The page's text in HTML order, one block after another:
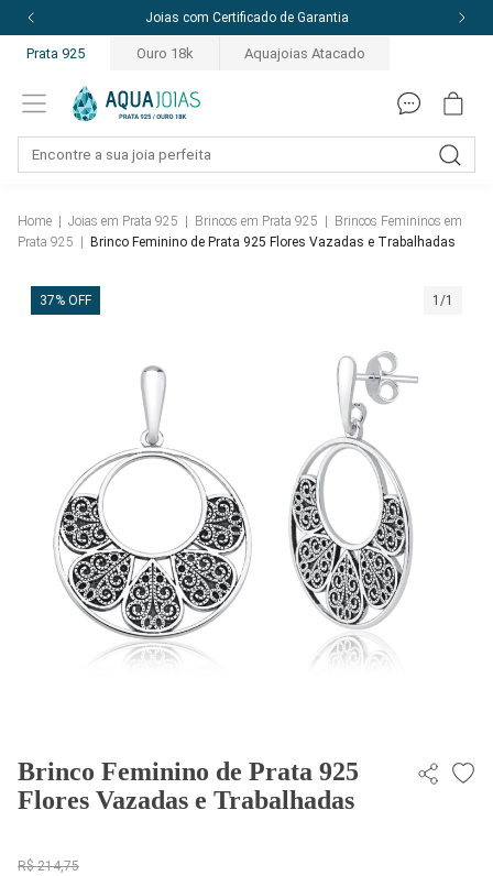
Joias com Certificado de Garantia
Prata 925 Ouro 18k Aquajoias Atacado
Home Joias em Prata 925 Brincos em Prata 925
Brincos Femininos em
Prata 925
Brinco Feminino de Prata 925 Flores Vazadas e Trabalhadas
37% OFF 1/1
Brinco Feminino de Prata 925
Flores Vazadas e Trabalhadas
R$ 214,75